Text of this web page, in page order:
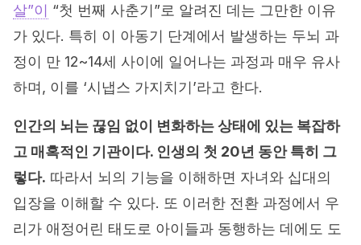
살”이 “첫 번째 사춘기”로 알려진 데는 그만한 이유
가 있다. 특히 이 아동기 단계에서 발생하는 두뇌 과
정이 만 12~14세 사이에 일어나는 과정과 매우 유사
하며, 이를 ‘시냅스 가지치기’라고 한다.
인간의 뇌는 끊임 없이 변화하는 상태에 있는 복잡하
고 매혹적인 기관이다. 인생의 첫 20년 동안 특히 그
렇다. 따라서 뇌의 기능을 이해하면 자녀와 십대의
입장을 이해할 수 있다. 또 이러한 전환 과정에서 우
리가 애정어린 태도로 아이들과 동행하는 데에도 도